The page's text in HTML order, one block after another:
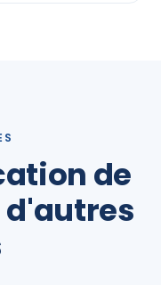
de